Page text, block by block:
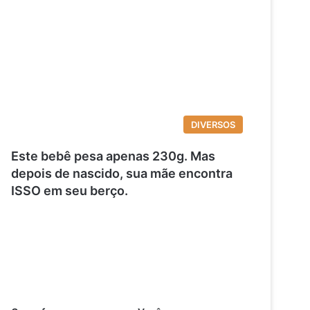
DIVERSOS
Este bebê pesa apenas 230g. Mas
depois de nascido, sua mãe encontra
ISSO em seu berço.